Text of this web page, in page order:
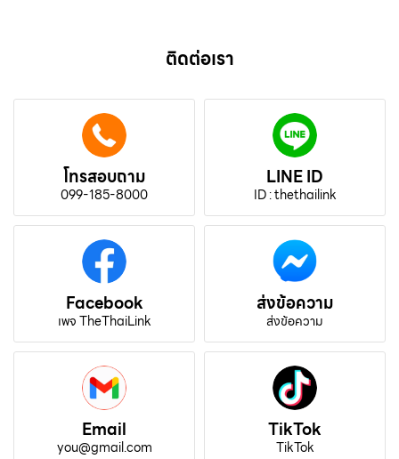
ติดต่อเรา
โทรสอบถาม
099-185-8000
LINE ID
ID : thethailink
Facebook
เพจ TheThaiLink
ส่งข้อความ
ส่งข้อความ
Email
you@gmail.com
TikTok
TikTok